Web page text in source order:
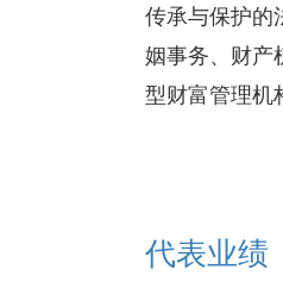
传承与保护的
姻事务、财产
型财富管理机
代表业绩